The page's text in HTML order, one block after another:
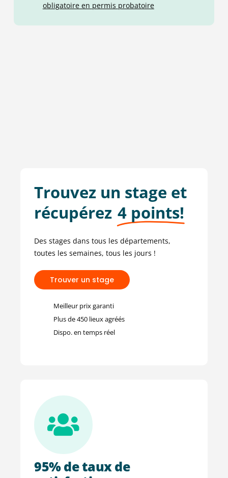
obligatoire en permis probatoire
Trouvez un stage et
récupérez 4 points!
Des stages dans tous les départements,
toutes les semaines, tous les jours !
Trouver un stage
Meilleur prix garanti
Plus de 450 lieux agréés
Dispo. en temps réel
95% de taux de